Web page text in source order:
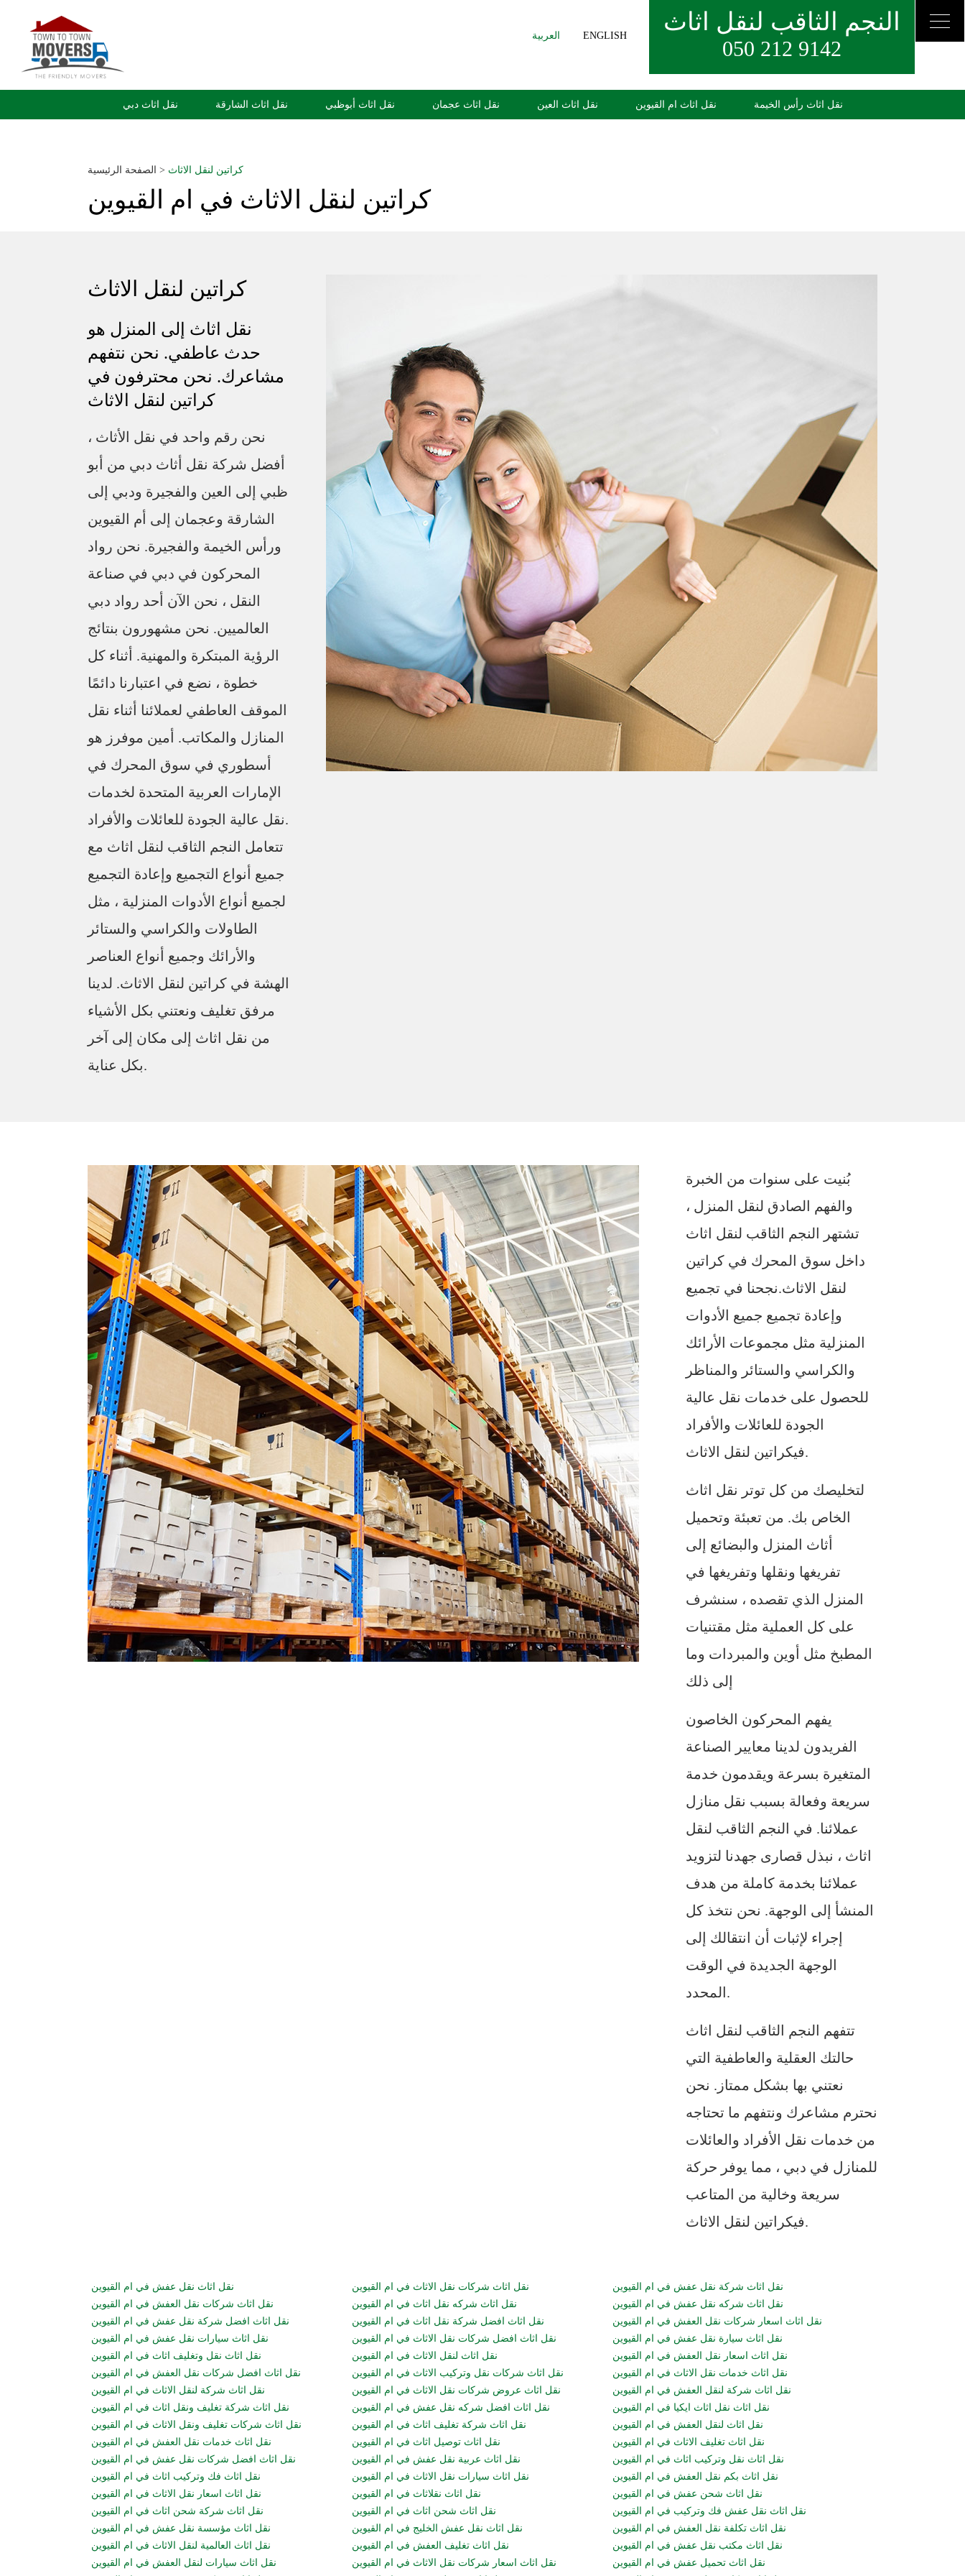
العربية ENGLISH النجم الثاقب لنقل اثاث
050 212 9142
نقل اثاث دبي نقل اثاث الشارقة نقل اثاث أبوظبي نقل اثاث عجمان نقل اثاث العين نقل اثاث ام القيوين نقل اثاث رأس الخيمة
الصفحة الرئيسية > كراتين لنقل الاثاث
كراتين لنقل الاثاث في ام القيوين
كراتين لنقل الاثاث
نقل اثاث إلى المنزل هو
حدث عاطفي. نحن نتفهم
مشاعرك. نحن محترفون في
كراتين لنقل الاثاث
نحن رقم واحد في نقل الأثاث ،
أفضل شركة نقل أثاث دبي من أبو
ظبي إلى العين والفجيرة ودبي إلى
الشارقة وعجمان إلى أم القيوين
ورأس الخيمة والفجيرة. نحن رواد
المحركون في دبي في صناعة
النقل ، نحن الآن أحد رواد دبي
العالميين. نحن مشهورون بنتائج
الرؤية المبتكرة والمهنية. أثناء كل
خطوة ، نضع في اعتبارنا دائمًا
الموقف العاطفي لعملائنا أثناء نقل
المنازل والمكاتب. أمين موفرز هو
أسطوري في سوق المحرك في
الإمارات العربية المتحدة لخدمات
نقل عالية الجودة للعائلات والأفراد.
تتعامل النجم الثاقب لنقل اثاث مع
جميع أنواع التجميع وإعادة التجميع
لجميع أنواع الأدوات المنزلية ، مثل
الطاولات والكراسي والستائر
والأرائك وجميع أنواع العناصر
الهشة في كراتين لنقل الاثاث. لدينا
مرفق تغليف ونعتني بكل الأشياء
من نقل اثاث إلى مكان إلى آخر
بكل عناية.
بُنيت على سنوات من الخبرة
والفهم الصادق لنقل المنزل ،
تشتهر النجم الثاقب لنقل اثاث
داخل سوق المحرك في كراتين
لنقل الاثاث.نجحنا في تجميع
وإعادة تجميع جميع الأدوات
المنزلية مثل مجموعات الأرائك
والكراسي والستائر والمناظر
للحصول على خدمات نقل عالية
الجودة للعائلات والأفراد
فيكراتين لنقل الاثاث.
لتخليصك من كل توتر نقل اثاث
الخاص بك. من تعبئة وتحميل
أثاث المنزل والبضائع إلى
تفريغها ونقلها وتفريغها في
المنزل الذي تقصده ، سنشرف
على كل العملية مثل مقتنيات
المطبخ مثل أوين والمبردات وما
إلى ذلك
يفهم المحركون الخاصون
الفريدون لدينا معايير الصناعة
المتغيرة بسرعة ويقدمون خدمة
سريعة وفعالة بسبب نقل منازل
عملائنا. في النجم الثاقب لنقل
اثاث ، نبذل قصارى جهدنا لتزويد
عملائنا بخدمة كاملة من هدف
المنشأ إلى الوجهة. نحن نتخذ كل
إجراء لإثبات أن انتقالك إلى
الوجهة الجديدة في الوقت
المحدد.
تتفهم النجم الثاقب لنقل اثاث
حالتك العقلية والعاطفية التي
نعتني بها بشكل ممتاز. نحن
نحترم مشاعرك ونتفهم ما تحتاجه
من خدمات نقل الأفراد والعائلات
للمنازل في دبي ، مما يوفر حركة
سريعة وخالية من المتاعب
فيكراتين لنقل الاثاث.
نقل اثاث نقل عفش في ام القيوين نقل اثاث شركات نقل الاثاث في ام القيوين
نقل اثاث شركة نقل عفش في ام القيوين
نقل اثاث شركات نقل العفش في ام القيوين
نقل اثاث شركه نقل اثاث في ام القيوين
نقل اثاث شركه نقل عفش في ام القيوين
نقل اثاث افضل شركة نقل عفش في ام القيوين
نقل اثاث افضل شركة نقل اثاث في ام القيوين
نقل اثاث اسعار شركات نقل العفش في ام القيوين
نقل اثاث سيارات نقل عفش في ام القيوين
نقل اثاث افضل شركات نقل الاثاث في ام القيوين
نقل اثاث سيارة نقل عفش في ام القيوين
نقل اثاث نقل وتغليف اثاث في ام القيوين
نقل اثاث لنقل الاثاث في ام القيوين
نقل اثاث اسعار نقل العفش في ام القيوين
نقل اثاث افضل شركات نقل العفش في ام القيوين
نقل اثاث شركات نقل وتركيب الاثاث في ام القيوين
نقل اثاث خدمات نقل الاثاث في ام القيوين
نقل اثاث شركة لنقل الاثاث في ام القيوين
نقل اثاث عروض شركات نقل الاثاث في ام القيوين
نقل اثاث شركة لنقل العفش في ام القيوين
نقل اثاث شركة تغليف ونقل اثاث في ام القيوين
نقل اثاث افضل شركه نقل عفش في ام القيوين
نقل اثاث نقل اثاث ايكيا في ام القيوين
نقل اثاث شركات تغليف ونقل الاثاث في ام القيوين
نقل اثاث شركة تغليف اثاث في ام القيوين
نقل اثاث لنقل العفش في ام القيوين
نقل اثاث خدمات نقل العفش في ام القيوين
نقل اثاث توصيل اثاث في ام القيوين
نقل اثاث تغليف الاثاث في ام القيوين
نقل اثاث افضل شركات نقل عفش في ام القيوين
نقل اثاث عربية نقل عفش في ام القيوين
نقل اثاث نقل وتركيب اثاث في ام القيوين
نقل اثاث فك وتركيب اثاث في ام القيوين
نقل اثاث سيارات نقل الاثاث في ام القيوين
نقل اثاث بكم نقل العفش في ام القيوين
نقل اثاث اسعار نقل الاثاث في ام القيوين
نقل اثاث نقلاثاث في ام القيوين
نقل اثاث شحن عفش في ام القيوين
نقل اثاث شركة شحن اثاث في ام القيوين
نقل اثاث شحن اثاث في ام القيوين
نقل اثاث نقل عفش فك وتركيب في ام القيوين
نقل اثاث مؤسسة نقل عفش في ام القيوين
نقل اثاث نقل عفش الخليج في ام القيوين
نقل اثاث تكلفة نقل العفش في ام القيوين
نقل اثاث العالمية لنقل الاثاث في ام القيوين
نقل اثاث تغليف العفش في ام القيوين
نقل اثاث مكتب نقل عفش في ام القيوين
نقل اثاث سيارات لنقل العفش في ام القيوين
نقل اثاث اسعار شركات نقل الاثاث في ام القيوين
نقل اثاث تحميل عفش في ام القيوين